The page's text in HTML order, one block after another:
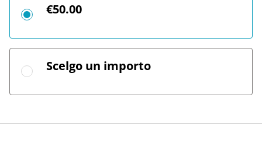
€50.00
Scelgo un importo